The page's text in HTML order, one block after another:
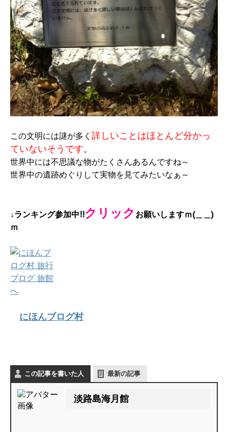
この文明には謎が多く 詳しいことはほとんど分かっ
ていないそうです。
世界中には不思議な物がたくさんあるんですね～
世界中の遺跡めぐりして実物を見てみたいなぁ～
↓ランキング参加中!!クリック お願いしますｍ(＿＿)
ｍ
にほんブログ村
この記事を書いた人 最新の記事
淡路島海月館